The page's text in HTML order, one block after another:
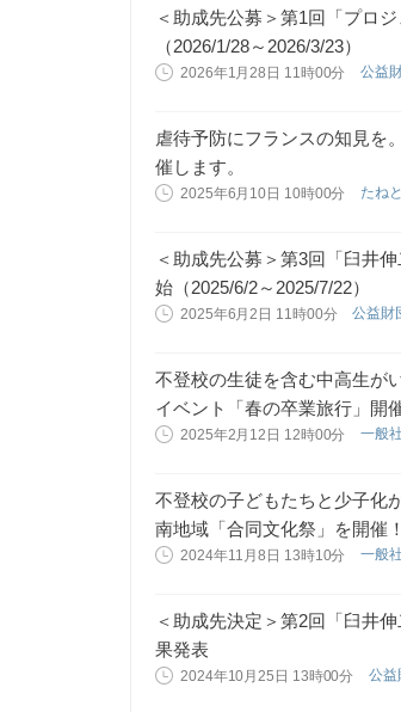
＜助成先公募＞第1回「プロ
（2026/1/28～2026/3/23）
2026年1月28日 11時00分 公益
虐待予防にフランスの知見を
催します。
2025年6月10日 10時00分 たね
＜助成先公募＞第3回「臼井
始（2025/6/2～2025/7/22）
2025年6月2日 11時00分 公益財
不登校の生徒を含む中高生が
イベント「春の卒業旅行」開
2025年2月12日 12時00分 一般
不登校の子どもたちと少子化
南地域「合同文化祭」を開催！
2024年11月8日 13時10分 一般
＜助成先決定＞第2回「臼井
果発表
2024年10月25日 13時00分 公益